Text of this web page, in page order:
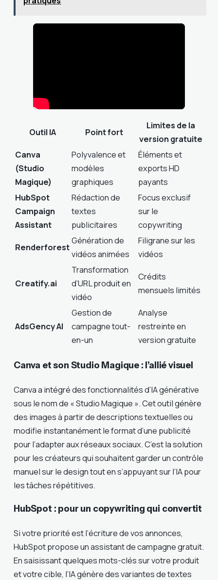
Outil IA Point fort
Limites de la
version gratuite
Canva
(Studio
Magique)
Polyvalence et
modèles
graphiques
Éléments et
exports HD
payants
HubSpot
Campaign
Assistant
Rédaction de
textes
publicitaires
Focus exclusif
sur le
copywriting
Renderforest
Génération de
vidéos animées
Filigrane sur les
vidéos
Creatify.ai
Transformation
d’URL produit en
vidéo
Crédits
mensuels limités
AdsGency AI
Gestion de
campagne tout-
en-un
Analyse
restreinte en
version gratuite
Canva et son Studio Magique : l’allié visuel
Canva a intégré des fonctionnalités d’IA générative
sous le nom de « Studio Magique ». Cet outil génère
des images à partir de descriptions textuelles ou
modifie instantanément le format d’une publicité
pour l’adapter aux réseaux sociaux. C’est la solution
pour les créateurs qui souhaitent garder un contrôle
manuel sur le design tout en s’appuyant sur l’IA pour
les tâches répétitives.
HubSpot : pour un copywriting qui convertit
Si votre priorité est l’écriture de vos annonces,
HubSpot propose un assistant de campagne gratuit.
En saisissant quelques mots-clés sur votre produit
et votre cible, l’IA génère des variantes de textes